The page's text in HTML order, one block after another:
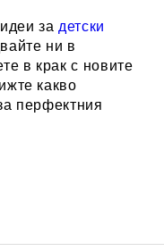
за детски
ни в
в крак с новите
какво
перфектния